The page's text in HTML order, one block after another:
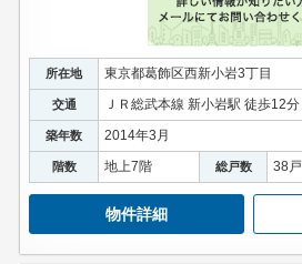
所在地 東京都葛飾区西新小岩3丁目
交通 ＪＲ総武本線 新小岩駅 徒歩12分
築年数 2014年3月
階数 地上7階 総戸数 38戸
物件詳細